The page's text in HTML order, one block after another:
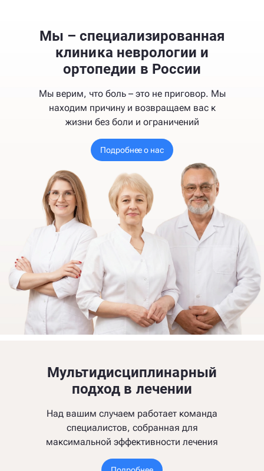
Мы – специализированная
клиника неврологии и
ортопедии в России
Мы верим, что боль – это не приговор. Мы
находим причину и возвращаем вас к
жизни без боли и ограничений
Подробнее о нас
Мультидисциплинарный
подход в лечении
Над вашим случаем работает команда
специалистов, собранная для
максимальной эффективности лечения